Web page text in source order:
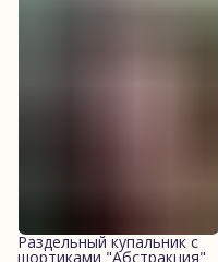
Раздельный купальник с
шортиками "Абстракция"